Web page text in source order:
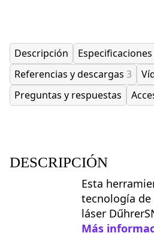
Descripción
Especificaciones
Referencias y descargas 3
Preguntas y respuestas
DESCRIPCIÓN
Esta
tecnología
láser
Más